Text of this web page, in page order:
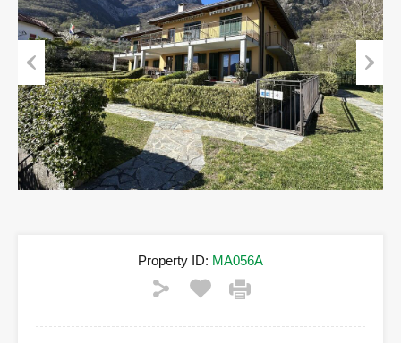
Previous Next
Property ID: MA056A